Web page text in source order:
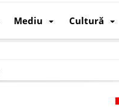
Mediu Cultură